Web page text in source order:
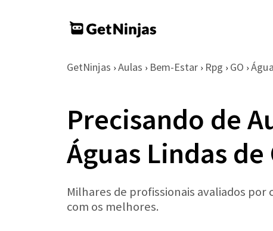
GetNinjas › Aulas › Bem-Estar › Rpg › GO ›
Precisando de
Águas Lindas de
Milhares de profissionais avaliados
com os melhores.